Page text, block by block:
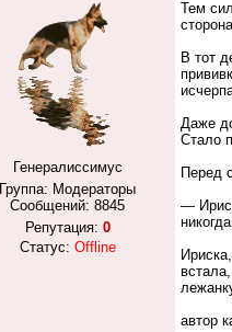
Генералиссимус
Группа: Модераторы
Сообщений: 8845
Репутация: 0
Статус: Offline
Тем
В тот
Даже
Стало
Перед
—
автор